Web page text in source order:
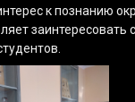
к познанию
заинтересовать